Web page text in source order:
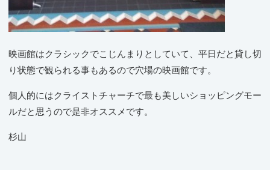
映画館はクラシックでこじんまりとしていて、平日だと貸し切
り状態で観られる事もあるので穴場の映画館です。
個人的にはクライストチャーチで最も美しいショッピングモー
ルだと思うので是非オススメです。
杉山